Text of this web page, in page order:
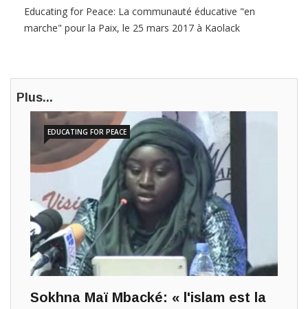
Educating for Peace: La communauté éducative "en
marche" pour la Paix, le 25 mars 2017 à Kaolack
Plus...
EDUCATING FOR PEACE
Sokhna Maï Mbacké: « l'islam est la